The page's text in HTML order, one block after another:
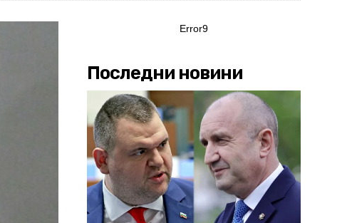
Error9
Последни новини